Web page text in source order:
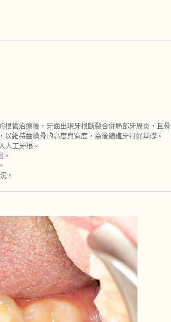
管治療後，牙齒出現牙根斷裂合併局部牙周炎，且
維持齒槽骨的高度與寬度，為後續植牙打好基礎。
人工牙根。
。